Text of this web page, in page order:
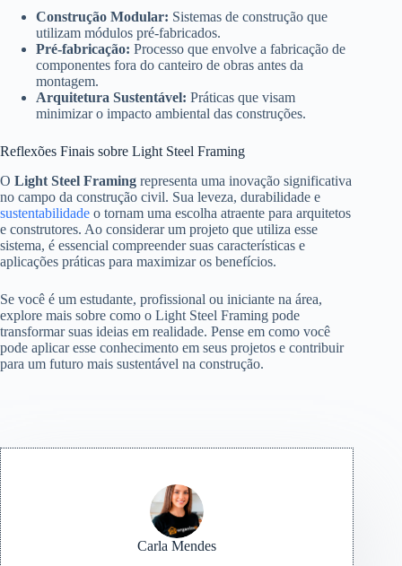
Construção Modular: Sistemas de construção que
utilizam módulos pré-fabricados.
Pré-fabricação: Processo que envolve a fabricação de
componentes fora do canteiro de obras antes da
montagem.
Arquitetura Sustentável: Práticas que visam
minimizar o impacto ambiental das construções.
Reflexões Finais sobre Light Steel Framing
O Light Steel Framing representa uma inovação significativa
no campo da construção civil. Sua leveza, durabilidade e
sustentabilidade o tornam uma escolha atraente para arquitetos
e construtores. Ao considerar um projeto que utiliza esse
sistema, é essencial compreender suas características e
aplicações práticas para maximizar os benefícios.
Se você é um estudante, profissional ou iniciante na área,
explore mais sobre como o Light Steel Framing pode
transformar suas ideias em realidade. Pense em como você
pode aplicar esse conhecimento em seus projetos e contribuir
para um futuro mais sustentável na construção.
Carla Mendes